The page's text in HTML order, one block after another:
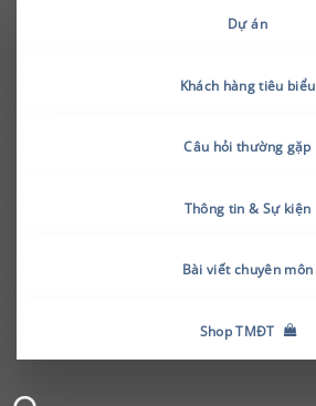
Dự án
Khách hàng tiêu biểu
Câu hỏi thường gặp
Thông tin & Sự kiện
Bài viết chuyên môn
Shop TMĐT